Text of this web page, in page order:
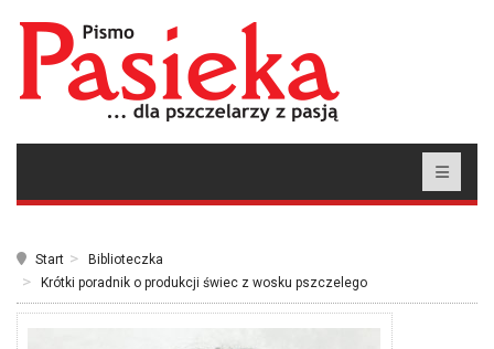
Start
Biblioteczka
Krótki poradnik o produkcji świec z wosku pszczelego